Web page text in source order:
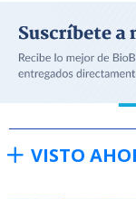
VISTO